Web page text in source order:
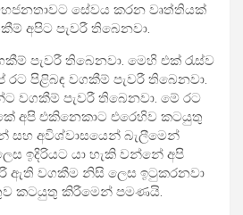
සේවය කරන වෘත්තියක්
අපිට පැවරී තිබෙනවා.
පැවරී තිබෙනවා. මෙහි එක් රැස්ව
රට පිළිබඳ වගකීම් පැවරී තිබෙනවා.
වගකීම් පැවරී තිබෙනවා. මේ රට
අපි එකිනෙකාට එරෙහිව කටයුතු
සහ අවිශ්වාසයෙන් බැලීමෙන්
ඉදිරියට යා හැකි වන්නේ අපි
ඇති වගකීම නිසි ලෙස ඉටුකරනවා
කටයුතු කිරීමෙන් පමණයි.